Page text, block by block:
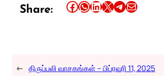
Share: Share this article on Facebook Share this article on WhatsApp Share this article on LinkedIn Share this article on X Share this article on TelegramEmail this Article
← திருப்பலி வாசகங்கள் – பிப்ரவரி 11, 2025